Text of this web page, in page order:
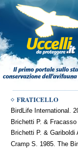
FRATICELLO
BirdLife International.
Brichetti P. &
Brichetti P. &
Cramp S. 1985. The